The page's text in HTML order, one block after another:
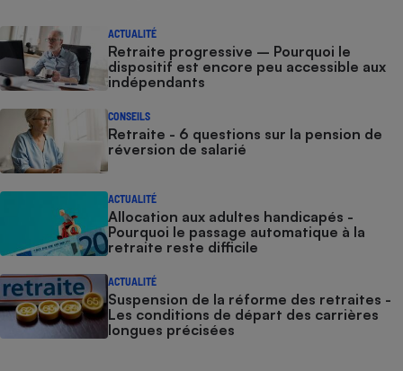
ACTUALITÉ
Retraite progressive – Pourquoi le
dispositif est encore peu accessible aux
indépendants
CONSEILS
Retraite - 6 questions sur la pension de
réversion de salarié
ACTUALITÉ
Allocation aux adultes handicapés -
Pourquoi le passage automatique à la
retraite reste difficile
ACTUALITÉ
Suspension de la réforme des retraites -
Les conditions de départ des carrières
longues précisées